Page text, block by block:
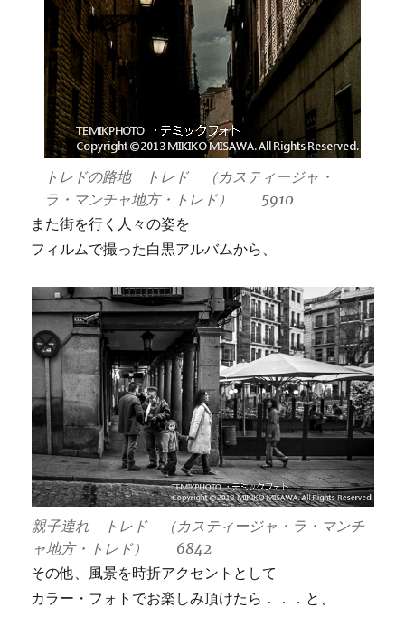
トレドの路地 トレド （カスティージャ・
ラ・マンチャ地方・トレド） 5910
また街を行く人々の姿を
フィルムで撮った白黒アルバムから、
親子連れ トレド （カスティージャ・ラ・マンチ
ャ地方・トレド） 6842
その他、風景を時折アクセントとして
カラー・フォトでお楽しみ頂けたら．．．と、